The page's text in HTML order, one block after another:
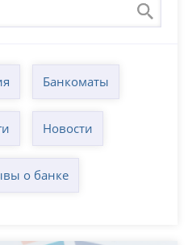
Банкоматы
Новости
о банке